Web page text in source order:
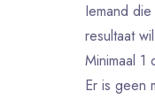
Iemand
resultaat
Minimaal 1
Er is geen